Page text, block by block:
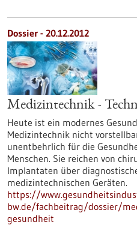
Dossier - 20.12.2012
Medizintechnik -
Heute ist ein modernes
Medizintechnik nicht
unentbehrlich für die
Menschen. Sie reichen von
Implantaten über
medizintechnischen Geräten.
https://
bw.de/fachbeitrag/dossier/
gesundheit